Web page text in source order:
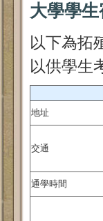
大學學
以下為拓
以供學生
地址
交通
通學時間